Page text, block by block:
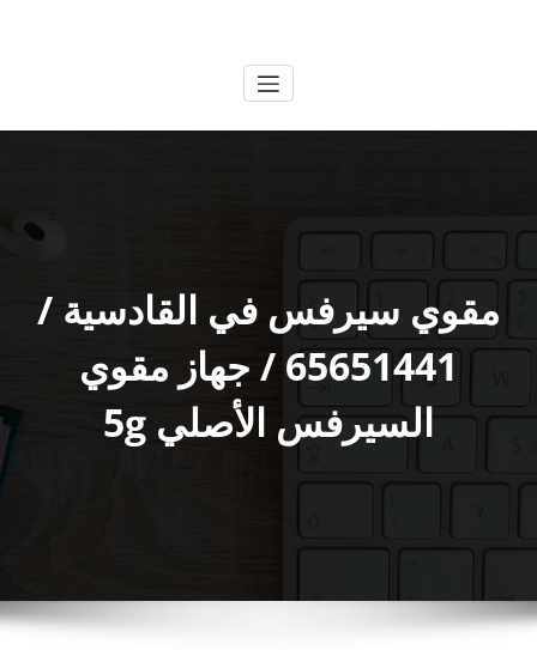
مقوي سيرفس في القادسية /
65651441 / جهاز مقوي
السيرفس الأصلي 5g